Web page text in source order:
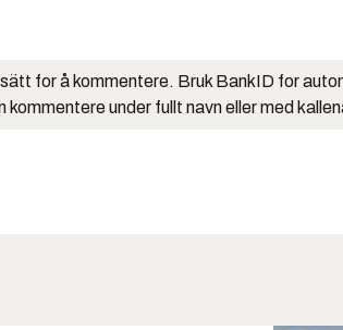
for å kommentere. Bruk BankID for
under fullt navn eller med